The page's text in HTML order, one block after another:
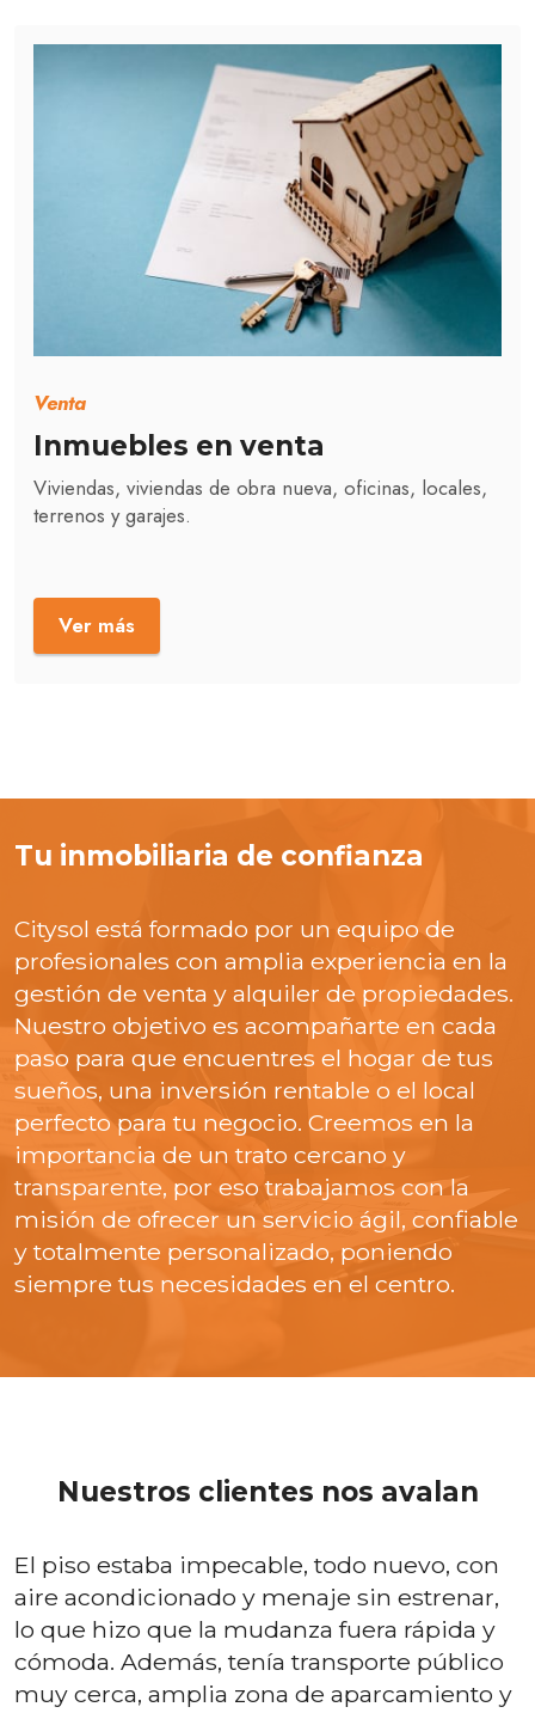
Venta
Inmuebles en venta
Viviendas, viviendas de obra nueva, oficinas, locales,
terrenos y garajes.
Ver más
Tu inmobiliaria de confianza
Citysol está formado por un equipo de
profesionales con amplia experiencia en la
gestión de venta y alquiler de propiedades.
Nuestro objetivo es acompañarte en cada
paso para que encuentres el hogar de tus
sueños, una inversión rentable o el local
perfecto para tu negocio. Creemos en la
importancia de un trato cercano y
transparente, por eso trabajamos con la
misión de ofrecer un servicio ágil, confiable
y totalmente personalizado, poniendo
siempre tus necesidades en el centro.
Nuestros clientes nos avalan
El piso estaba impecable, todo nuevo, con
aire acondicionado y menaje sin estrenar,
lo que hizo que la mudanza fuera rápida y
cómoda. Además, tenía transporte público
muy cerca, amplia zona de aparcamiento y